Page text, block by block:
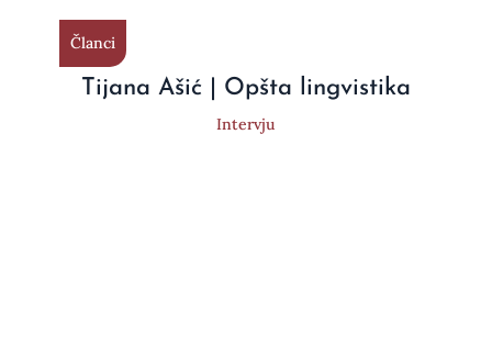
Članci
Tijana Ašić | Opšta lingvistika
Intervju